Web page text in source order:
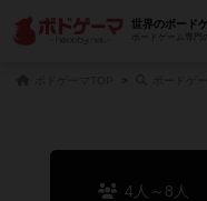
世界のボード
ボードゲーム専門
4人～8人